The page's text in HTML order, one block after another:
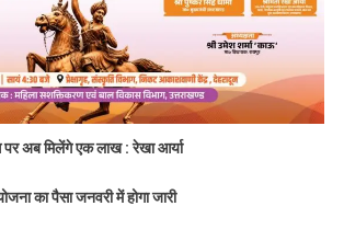
पर अब मिलेंगे एक लाख : रेखा आर्या
का पैसा जनवरी में होगा जारी